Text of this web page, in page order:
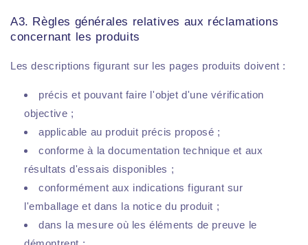
A3. Règles générales relatives aux réclamations
concernant les produits
Les descriptions figurant sur les pages produits doivent :
précis et pouvant faire l'objet d'une vérification
objective ;
applicable au produit précis proposé ;
conforme à la documentation technique et aux
résultats d'essais disponibles ;
conformément aux indications figurant sur
l'emballage et dans la notice du produit ;
dans la mesure où les éléments de preuve le